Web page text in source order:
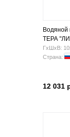
Водяной
ТЕРА
500х500
ГхШхВ:
Страна:
12 031